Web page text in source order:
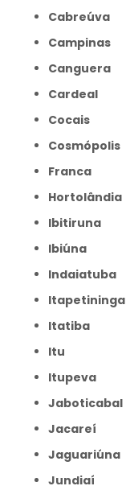
Cabreúva
Campinas
Canguera
Cardeal
Cocais
Cosmópolis
Franca
Hortolândia
Ibitiruna
Ibiúna
Indaiatuba
Itapetininga
Itatiba
Itu
Itupeva
Jaboticabal
Jacareí
Jaguariúna
Jundiaí